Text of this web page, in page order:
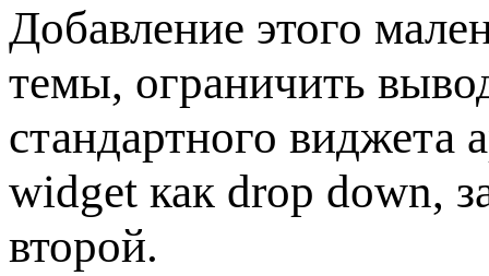
Добавление этого
темы, ограничить
стандартного виджета
widget как drop down,
второй.